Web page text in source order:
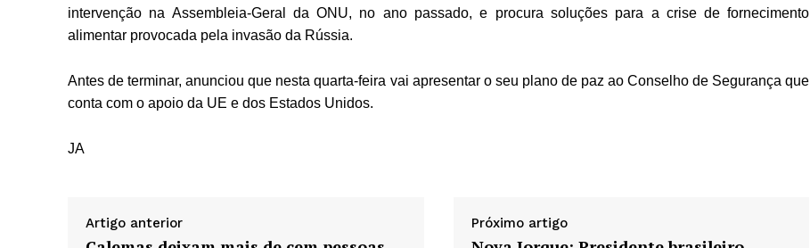
intervenção na Assembleia-Geral da ONU, no ano passado, e procura soluções para a crise de fornecimento
alimentar provocada pela invasão da Rússia.
Antes de terminar, anunciou que nesta quarta-feira vai apresentar o seu plano de paz ao Conselho de Segurança que
conta com o apoio da UE e dos Estados Unidos.
JA
Artigo anterior Próximo artigo